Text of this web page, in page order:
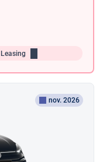
nov. 2026